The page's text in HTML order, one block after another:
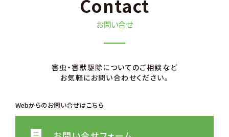
Contact
お問い合せ
害⾍・害獣駆除についてのご相談など
お気軽にお問い合わせください。
Webからのお問い合せはこちら